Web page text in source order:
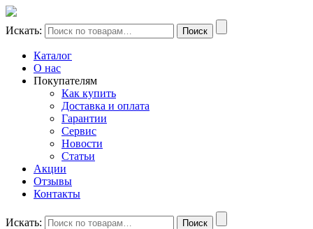
Искать: Поиск
Каталог
О нас
Покупателям
Как купить
Доставка и оплата
Гарантии
Сервис
Новости
Статьи
Акции
Отзывы
Контакты
Искать: Поиск